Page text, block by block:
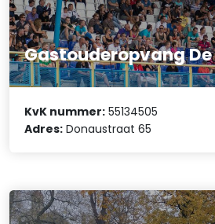
Gastouderopvang
KvK nummer: 55134505
Adres: Donaustraat 65